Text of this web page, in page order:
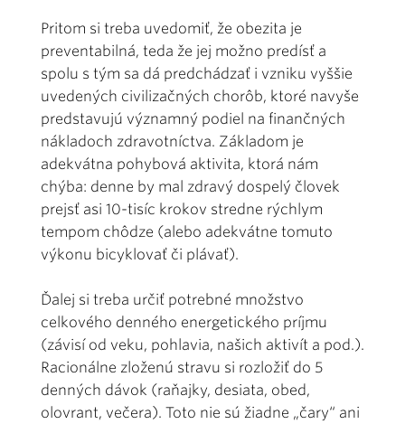
Pritom si treba uvedomiť, že obezita je
preventabilná, teda že jej možno predísť a
spolu s tým sa dá predchádzať i vzniku vyššie
uvedených civilizačných chorôb, ktoré navyše
predstavujú významný podiel na finančných
nákladoch zdravotníctva. Základom je
adekvátna pohybová aktivita, ktorá nám
chýba: denne by mal zdravý dospelý človek
prejsť asi 10-tisíc krokov stredne rýchlym
tempom chôdze (alebo adekvátne tomuto
výkonu bicyklovať či plávať).
Ďalej si treba určiť potrebné množstvo
celkového denného energetického príjmu
(závisí od veku, pohlavia, našich aktivít a pod.).
Racionálne zloženú stravu si rozložiť do 5
denných dávok (raňajky, desiata, obed,
olovrant, večera). Toto nie sú žiadne „čary“ ani